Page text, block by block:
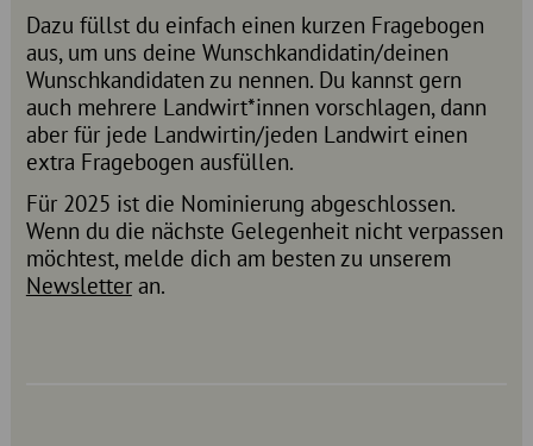
Dazu füllst du einfach einen kurzen Fragebogen
aus, um uns deine Wunschkandidatin/deinen
Wunschkandidaten zu nennen. Du kannst gern
auch mehrere Landwirt*innen vorschlagen, dann
aber für jede Landwirtin/jeden Landwirt einen
extra Fragebogen ausfüllen.
Für 2025 ist die Nominierung abgeschlossen.
Wenn du die nächste Gelegenheit nicht verpassen
möchtest, melde dich am besten zu unserem
Newsletteran.